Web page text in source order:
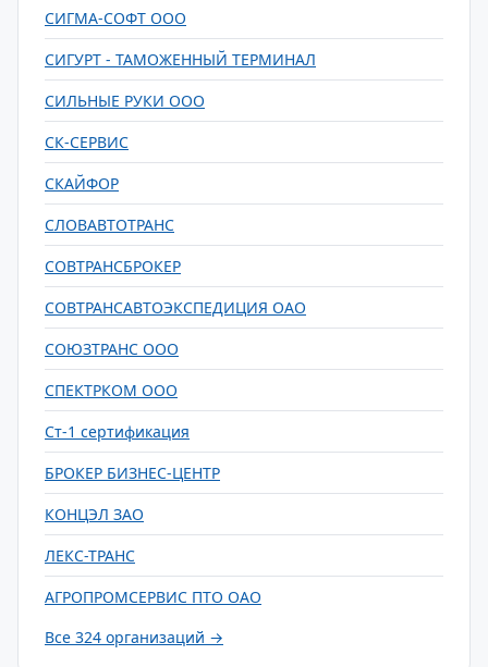
СИГМА-СОФТ ООО
СИГУРТ - ТАМОЖЕННЫЙ ТЕРМИНАЛ
СИЛЬНЫЕ РУКИ ООО
СК-СЕРВИС
СКАЙФОР
СЛОВАВТОТРАНС
СОВТРАНСБРОКЕР
СОВТРАНСАВТОЭКСПЕДИЦИЯ ОАО
СОЮЗТРАНС ООО
СПЕКТРКОМ ООО
Ст-1 сертификация
БРОКЕР БИЗНЕС-ЦЕНТР
КОНЦЭЛ ЗАО
ЛЕКС-ТРАНС
АГРОПРОМСЕРВИС ПТО ОАО
Все 324 организаций →